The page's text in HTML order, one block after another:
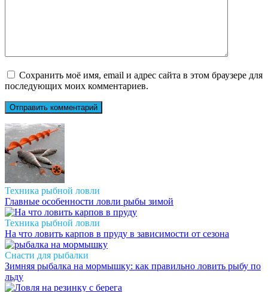
Сохранить моё имя, email и адрес сайта в этом браузере для
последующих моих комментариев.
Техника рыбной ловли
Главные особенности ловли рыбы зимой
Техника рыбной ловли
На что ловить карпов в пруду в зависимости от сезона
Снасти для рыбалки
Зимняя рыбалка на мормышку: как правильно ловить рыбу по
льду